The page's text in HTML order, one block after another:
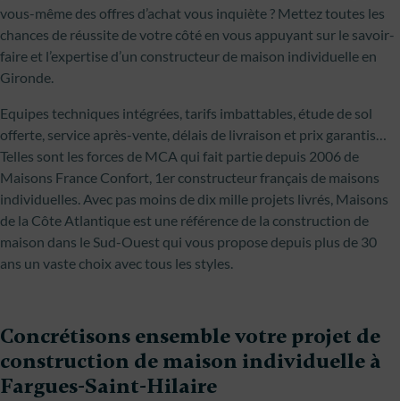
vous-même des offres d’achat vous inquiète ? Mettez toutes les
chances de réussite de votre côté en vous appuyant sur le savoir-
faire et l’expertise d’un constructeur de maison individuelle en
Gironde.
Equipes techniques intégrées, tarifs imbattables, étude de sol
offerte, service après-vente, délais de livraison et prix garantis…
Telles sont les forces de MCA qui fait partie depuis 2006 de
Maisons France Confort, 1er constructeur français de maisons
individuelles. Avec pas moins de dix mille projets livrés, Maisons
de la Côte Atlantique est une référence de la construction de
maison dans le Sud-Ouest qui vous propose depuis plus de 30
ans un vaste choix avec tous les styles.
Concrétisons ensemble votre projet de
construction de maison individuelle à
Fargues-Saint-Hilaire